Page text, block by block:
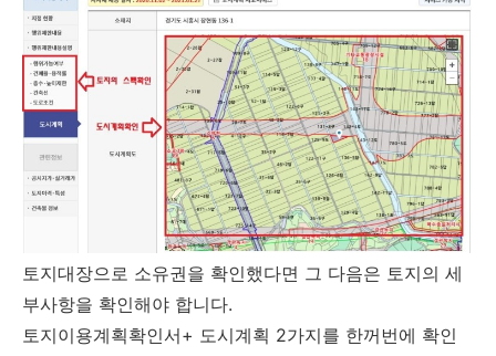
토지대장으로 소유권을 확인했다면 그 다음은 토지의 세
부사항을 확인해야 합니다.
토지이용계획확인서+ 도시계획 2가지를 한꺼번에 확인